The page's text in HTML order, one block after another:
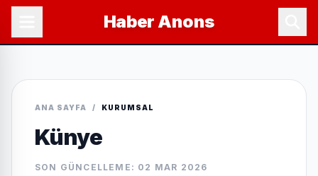
Haber Anons
ANA SAYFA / KURUMSAL
Künye
SON GÜNCELLEME: 02 MAR 2026